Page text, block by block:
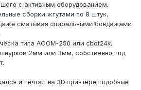
с активным оборудованием.
сборки жгутами по 8 штук,
сматывая спиральными бондажами
типа ACOM-250 или cbot24k.
2мм или 3мм, собственно под
и печтал на 3D принтере подобные